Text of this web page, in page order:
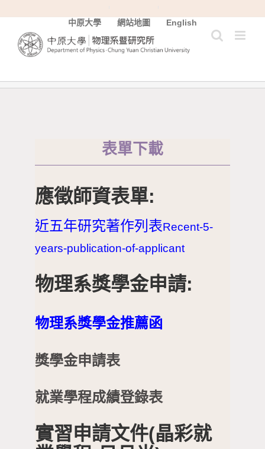
中原大學 網站地圖 English
表單下載
應徵師資表單:
近五年研究著作列表Recent-5-
years-publication-of-applicant
物理系獎學金申請:
物理系獎學金推薦函
獎學金申請表
就業學程成績登錄表
實習申請文件(晶彩就